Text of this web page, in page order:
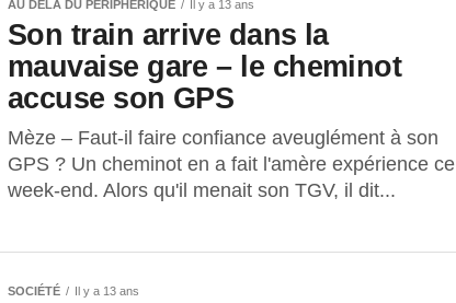
AU DELÀ DU PÉRIPHÉRIQUE Il y a 13 ans
Son train arrive dans la
mauvaise gare – le cheminot
accuse son GPS
Mèze – Faut-il faire confiance aveuglément à son
GPS ? Un cheminot en a fait l'amère expérience ce
week-end. Alors qu'il menait son TGV, il dit...
SOCIÉTÉ Il y a 13 ans